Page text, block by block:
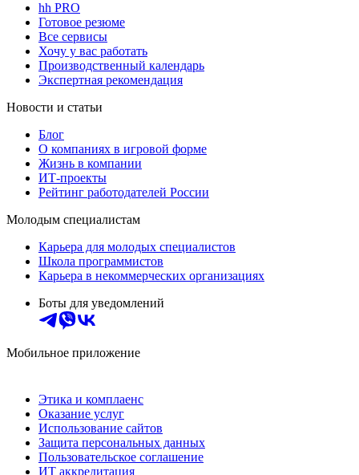
hh PRO
Готовое резюме
Все сервисы
Хочу у вас работать
Производственный календарь
Экспертная рекомендация
Новости и статьи
Блог
О компаниях в игровой форме
Жизнь в компании
ИТ-проекты
Рейтинг работодателей России
Молодым специалистам
Карьера для молодых специалистов
Школа программистов
Карьера в некоммерческих организациях
Боты для уведомлений
Мобильное приложение
Этика и комплаенс
Оказание услуг
Использование сайтов
Защита персональных данных
Пользовательское соглашение
ИТ аккредитация